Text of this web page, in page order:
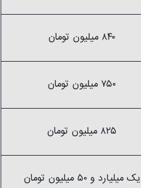
۸۴۰ میلیون تومان
۷۵۰ میلیون تومان
۸۲۵ میلیون تومان
یک میلیارد و ۵۰ میلیون تومان